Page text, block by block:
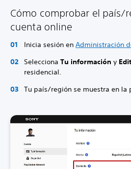
Cómo comprobar el país/
cuenta online
Inicia sesión en Administración
Selecciona Tu información y
residencial.
Tu país/región se muestra en la